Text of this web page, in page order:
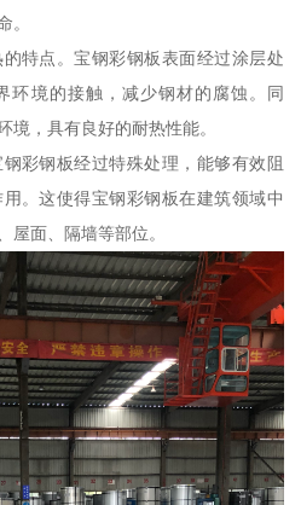
。
特点。宝钢彩钢板表面经过涂层处
环境的接触，减少钢材的腐蚀。同
境，具有良好的耐热性能。
彩钢板经过特殊处理，能够有效阻
。这使得宝钢彩钢板在建筑领域中
屋面、隔墙等部位。